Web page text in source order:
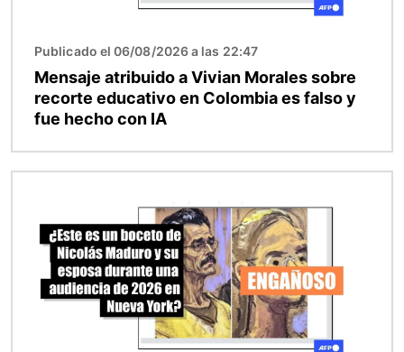
Publicado el 06/08/2026 a las 22:47
Mensaje atribuido a Vivian Morales sobre
recorte educativo en Colombia es falso y
fue hecho con IA